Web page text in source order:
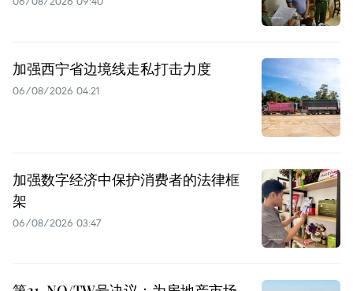
加强西宁省边境线走私打击力度
06/08/2026 04:21
加强数字经济中保护消费者的法律框
架
06/08/2026 03:47